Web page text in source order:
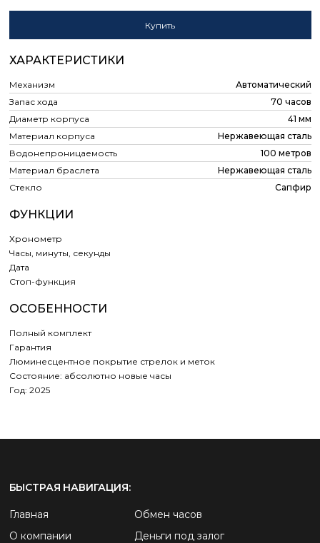
Купить
ХАРАКТЕРИСТИКИ
Механизм
Автоматический
Запас хода
70 часов
Диаметр корпуса
41 мм
Материал корпуса
Нержавеющая сталь
Водонепроницаемость
100 метров
Материал браслета
Нержавеющая сталь
Стекло
Сапфир
ФУНКЦИИ
Хронометр
Часы, минуты, секунды
Дата
Cтоп-функция
ОСОБЕННОСТИ
Полный комплект
Гарантия
Люминесцентное покрытие стрелок и меток
Состояние: абсолютно новые часы
Год: 2025
БЫСТРАЯ НАВИГАЦИЯ:
Главная
О компании
Обмен часов
Деньги под залог